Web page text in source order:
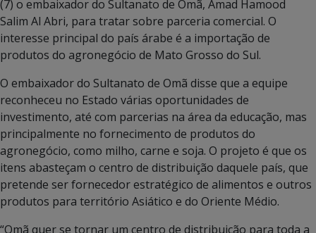
(7) o embaixador do Sultanato de Omã, Amad Hamood
Salim Al Abri, para tratar sobre parceria comercial. O
interesse principal do país árabe é a importação de
produtos do agronegócio de Mato Grosso do Sul.
O embaixador do Sultanato de Omã disse que a equipe
reconheceu no Estado várias oportunidades de
investimento, até com parcerias na área da educação, mas
principalmente no fornecimento de produtos do
agronegócio, como milho, carne e soja. O projeto é que os
itens abasteçam o centro de distribuição daquele país, que
pretende ser fornecedor estratégico de alimentos e outros
produtos para território Asiático e do Oriente Médio.
“Omã quer se tornar um centro de distribuição para toda a